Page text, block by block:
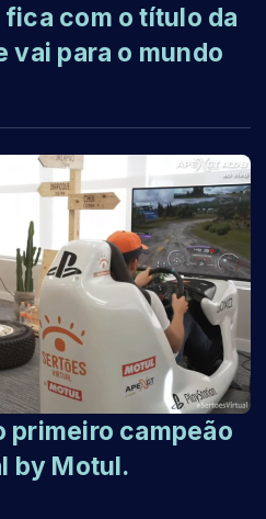
com o título da
vai para o mundo
primeiro campeão
by Motul.